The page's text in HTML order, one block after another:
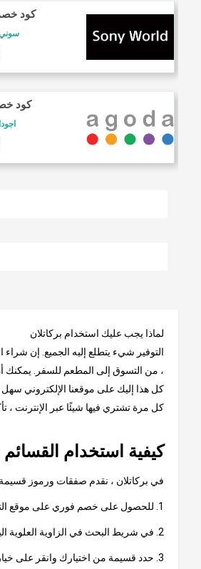
كود
كود
لماذا يجب عليك استخدام بركاتلان
التوفير شيء يتطلع إليه الجميع. إن
، من التسوق إلى المطعم للسفر. يمكنك
كل هذا إليك على موقعنا الإلكتروني
كل مرة تشتري فيها شيئًا عبر الإنترنت ،
كيفية استخدام
في بركاتلان ، نقدم صفقات ورموز قسيمة
1. للحصول على خصم فوري على موقع التاجر المفضل لديك ، على سبيل المثال ، أمازون السعودية
2. في شريط البحث في الزاوية العلوية اليمنى من الصفحة ، اكتب أمازون السعودية وانقر على النتيجة ، والتي ستأخذك إلى صفحة تحتوي على كود أمازون السعودية الترويجي أو عروض أمازون.
3. حدد قسيمة من اختيارك وانقر على